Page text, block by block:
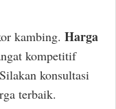
kambing. Harga
kompetitif
konsultasi
terbaik.